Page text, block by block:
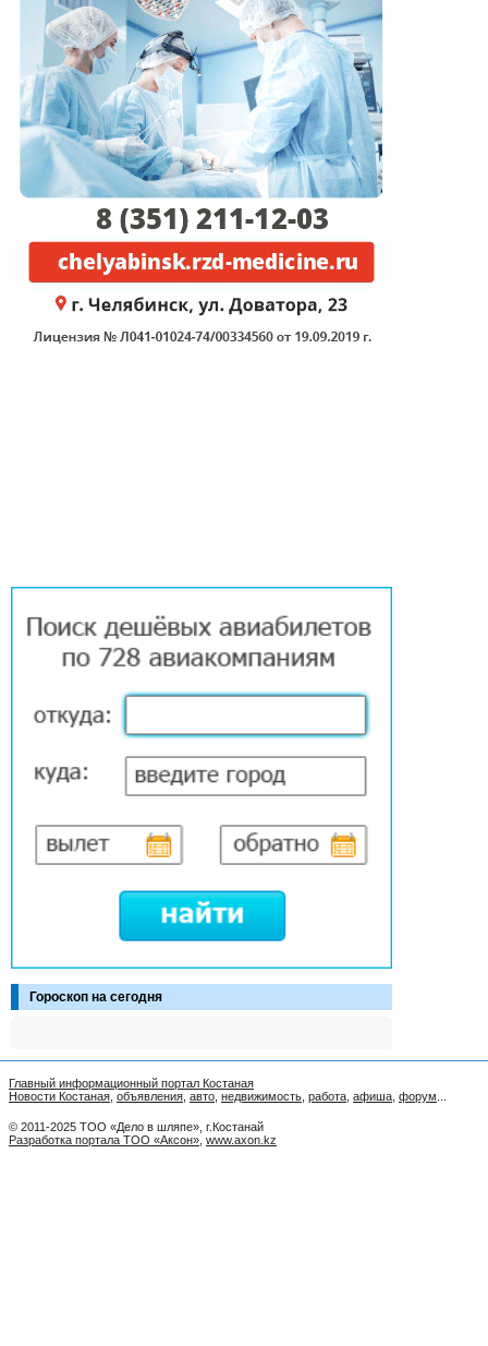
Гороскоп на сегодня
Главный информационный портал Костаная
Новости Костаная объявления авто недвижимость работа афиша форум
© 2011-2025 ТОО «Дело в шляпе», г.Костанай
Разработка портала ТОО «Аксон» www.axon.kz